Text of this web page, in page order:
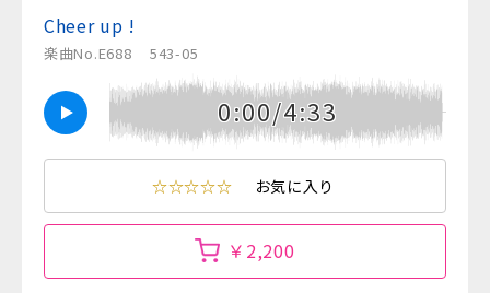
Cheer up !
楽曲No.E688 543-05
0:00/4:33
☆☆☆☆☆ お気に入り
￥2,200